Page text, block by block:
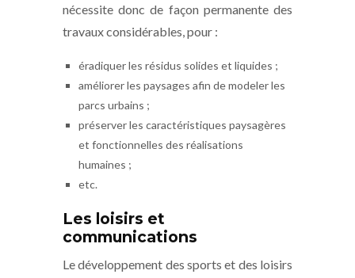
nécessite donc de façon permanente des
travaux considérables, pour :
éradiquer les résidus solides et liquides ;
améliorer les paysages afin de modeler les
parcs urbains ;
préserver les caractéristiques paysagères
et fonctionnelles des réalisations
humaines ;
etc.
Les loisirs et
communications
Le développement des sports et des loisirs